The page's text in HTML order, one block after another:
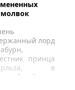
лорд
принца
в